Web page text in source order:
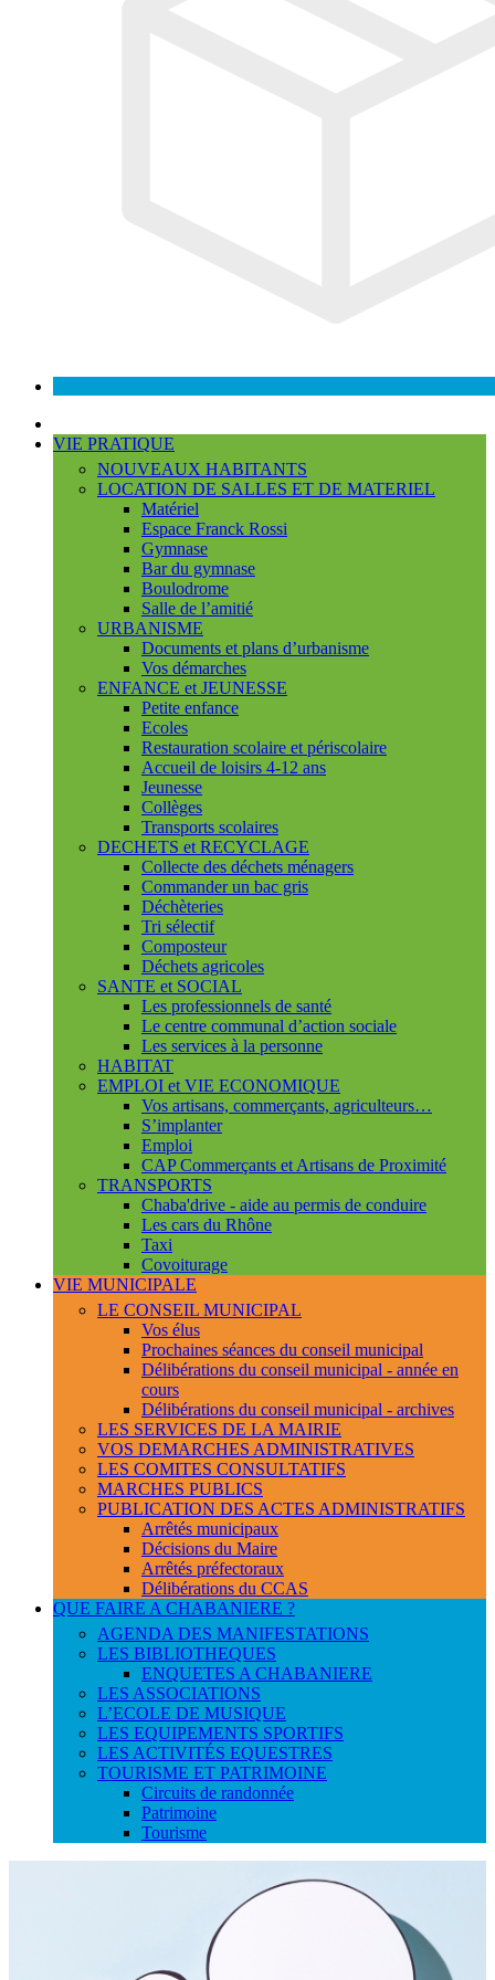
VIE PRATIQUE
NOUVEAUX HABITANTS
LOCATION DE SALLES ET DE MATERIEL
Matériel
Espace Franck Rossi
Gymnase
Bar du gymnase
Boulodrome
Salle de l’amitié
URBANISME
Documents et plans d’urbanisme
Vos démarches
ENFANCE et JEUNESSE
Petite enfance
Ecoles
Restauration scolaire et périscolaire
Accueil de loisirs 4-12 ans
Jeunesse
Collèges
Transports scolaires
DECHETS et RECYCLAGE
Collecte des déchets ménagers
Commander un bac gris
Déchèteries
Tri sélectif
Composteur
Déchets agricoles
SANTE et SOCIAL
Les professionnels de santé
Le centre communal d’action sociale
Les services à la personne
HABITAT
EMPLOI et VIE ECONOMIQUE
Vos artisans, commerçants, agriculteurs…
S’implanter
Emploi
CAP Commerçants et Artisans de Proximité
TRANSPORTS
Chaba'drive - aide au permis de conduire
Les cars du Rhône
Taxi
Covoiturage
VIE MUNICIPALE
LE CONSEIL MUNICIPAL
Vos élus
Prochaines séances du conseil municipal
Délibérations du conseil municipal - année en
cours
Délibérations du conseil municipal - archives
LES SERVICES DE LA MAIRIE
VOS DEMARCHES ADMINISTRATIVES
LES COMITES CONSULTATIFS
MARCHES PUBLICS
PUBLICATION DES ACTES ADMINISTRATIFS
Arrêtés municipaux
Décisions du Maire
Arrêtés préfectoraux
Délibérations du CCAS
QUE FAIRE A CHABANIERE ?
AGENDA DES MANIFESTATIONS
LES BIBLIOTHEQUES
ENQUETES A CHABANIERE
LES ASSOCIATIONS
L’ECOLE DE MUSIQUE
LES EQUIPEMENTS SPORTIFS
LES ACTIVITÉS EQUESTRES
TOURISME ET PATRIMOINE
Circuits de randonnée
Patrimoine
Tourisme